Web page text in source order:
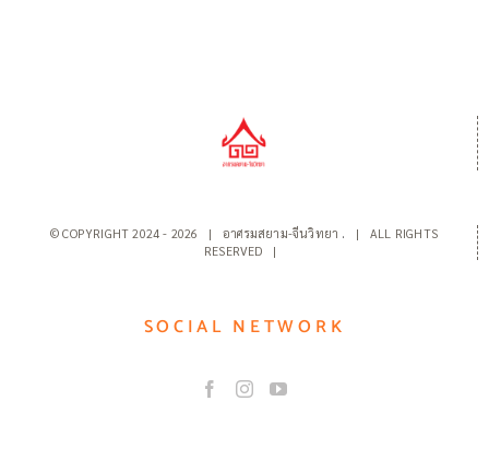
© COPYRIGHT 2024 - 2026 | อาศรมสยาม-จีนวิทยา .
| ALL RIGHTS
RESERVED |
SOCIAL NETWORK